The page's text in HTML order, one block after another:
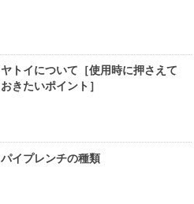
ヤトイについて［使用時に押さえて
おきたいポイント］
パイプレンチの種類